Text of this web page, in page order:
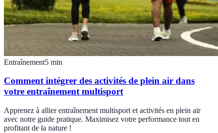
Entraînement5 min
Comment intégrer des activités de plein air dans
votre entraînement multisport
Apprenez à allier entraînement multisport et activités en plein air
avec notre guide pratique. Maximisez votre performance tout en
profitant de la nature !